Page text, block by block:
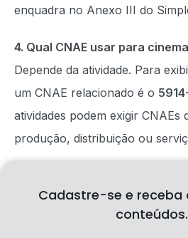
enquadra no Anexo III do
4. Qual CNAE usar para
Depende da atividade. Para
um CNAE relacionado é o
atividades podem exigir
produção, distribuição ou
Depende do CNAE e do
Nacional. Por isso, a atividade
Cadastre-se e receba
conteúdos.